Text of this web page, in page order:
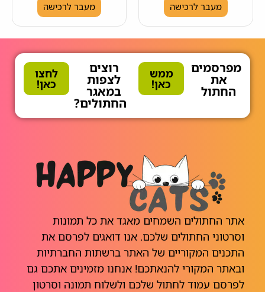
מעבר לרכישה מעבר לרכישה
מפרסמים
את
החתול
ממש
כאן!
רוצים
לצפות
במאגר
החתולים?
לחצו
כאן!
אתר החתולים השמחים מאגד את כל תמונות
וסרטוני החתולים שלכם. אנו דואגים לפרסם את
התכנים המקוריים של האתר ברשתות החברתיות
ובאתר המקורי להנאתכם! אנחנו מזמינים אתכם גם
לפרסם עמוד לחתול שלכם ולשלוח תמונה וסרטון